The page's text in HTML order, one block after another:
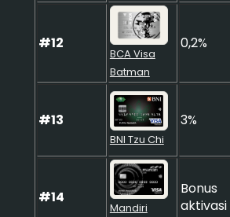
#12
BCA Visa
Batman
0,2%
#13
BNI Tzu Chi
3%
#14
Mandiri
Bonus
aktivasi